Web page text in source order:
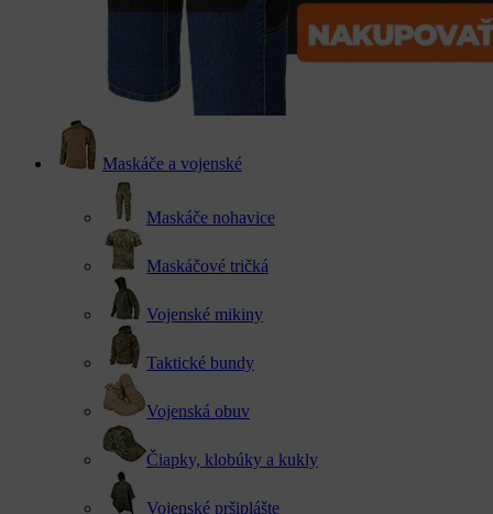
Maskáče a vojenské
Maskáče nohavice
Maskáčové tričká
Vojenské mikiny
Taktické bundy
Vojenská obuv
Čiapky, klobúky a kukly
Vojenské pršiplášte